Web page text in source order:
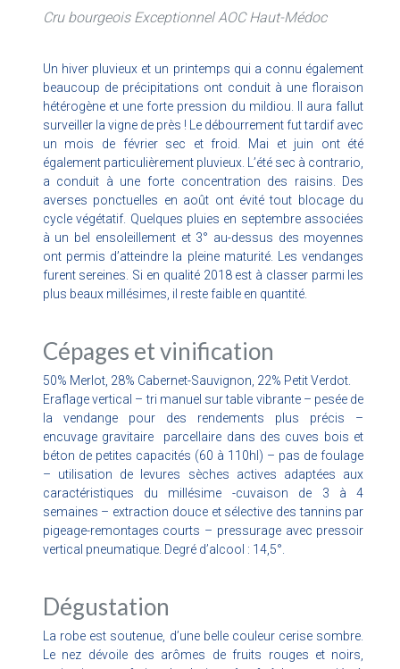
Cru bourgeois Exceptionnel AOC Haut-Médoc
Un hiver pluvieux et un printemps qui a connu également
beaucoup de précipitations ont conduit à une floraison
hétérogène et une forte pression du mildiou. Il aura fallut
surveiller la vigne de près ! Le débourrement fut tardif avec
un mois de février sec et froid. Mai et juin ont été
également particulièrement pluvieux. L’été sec à contrario,
a conduit à une forte concentration des raisins. Des
averses ponctuelles en août ont évité tout blocage du
cycle végétatif. Quelques pluies en septembre associées
à un bel ensoleillement et 3° au-dessus des moyennes
ont permis d’atteindre la pleine maturité. Les vendanges
furent sereines. Si en qualité 2018 est à classer parmi les
plus beaux millésimes, il reste faible en quantité.
Cépages et vinification
50% Merlot, 28% Cabernet-Sauvignon, 22% Petit Verdot.
Eraflage vertical – tri manuel sur table vibrante – pesée de
la vendange pour des rendements plus précis –
encuvage gravitaire parcellaire dans des cuves bois et
béton de petites capacités (60 à 110hl) – pas de foulage
– utilisation de levures sèches actives adaptées aux
caractéristiques du millésime -cuvaison de 3 à 4
semaines – extraction douce et sélective des tannins par
pigeage-remontages courts – pressurage avec pressoir
vertical pneumatique. Degré d’alcool : 14,5°.
Dégustation
La robe est soutenue, d’une belle couleur cerise sombre.
Le nez dévoile des arômes de fruits rouges et noirs,